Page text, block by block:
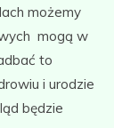
możemy
mogą w
to
i urodzie
będzie